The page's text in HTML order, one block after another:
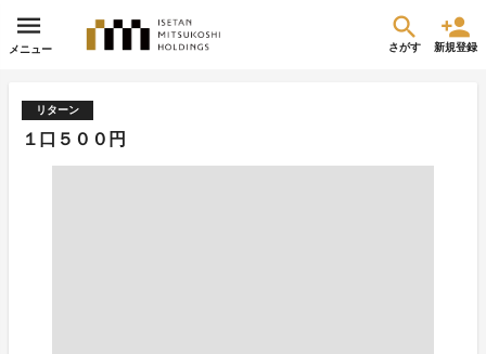
メニュー さがす 新規登録
リターン
１口５００円